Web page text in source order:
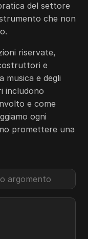
del settore
che non
riservate,
e
musica e degli
includono
e come
ogni
promettere una